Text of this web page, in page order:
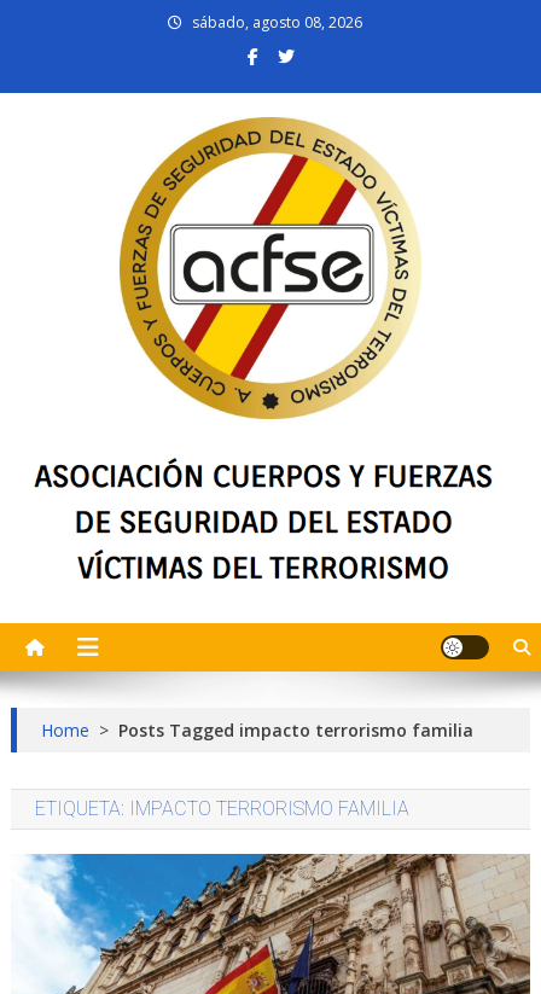
sábado, agosto 08, 2026
Terrorismo
Home > Posts Tagged impacto terrorismo familia
ETIQUETA: IMPACTO TERRORISMO FAMILIA